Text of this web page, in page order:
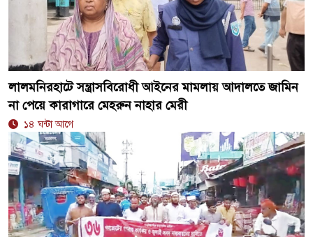
লালমনিরহাটে সন্ত্রাসবিরোধী আইনের মামলায় আদালতে জামিন
না পেয়ে কারাগারে মেহরুন নাহার মেরী
১৪ ঘন্টা আগে